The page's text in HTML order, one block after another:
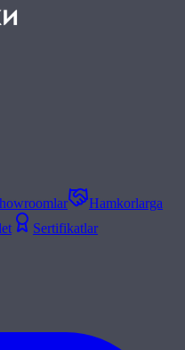
Hamkorlarga
Sertifikatlar